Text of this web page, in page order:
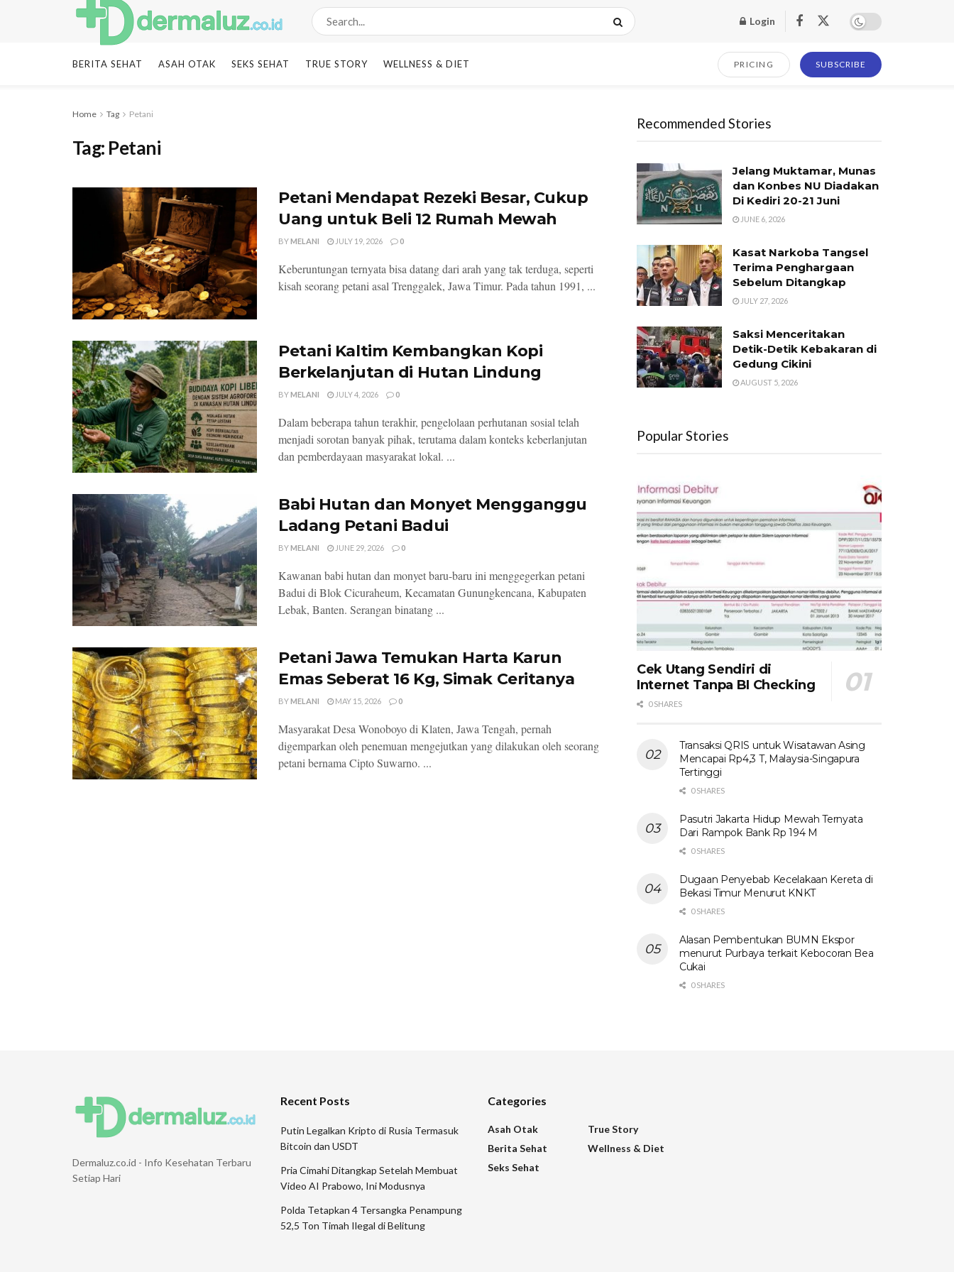
Login
BERITA SEHAT ASAH OTAK SEKS SEHAT TRUE STORY WELLNESS & DIET PRICING SUBSCRIBE
Home Tag Petani
Tag: Petani
Petani Mendapat Rezeki Besar, Cukup
Uang untuk Beli 12 Rumah Mewah
BYMELANI JULY 19, 2026 0
Keberuntungan ternyata bisa datang dari arah yang tak terduga, seperti
kisah seorang petani asal Trenggalek, Jawa Timur. Pada tahun 1991, ...
Petani Kaltim Kembangkan Kopi
Berkelanjutan di Hutan Lindung
BYMELANI JULY 4, 2026 0
Dalam beberapa tahun terakhir, pengelolaan perhutanan sosial telah
menjadi sorotan banyak pihak, terutama dalam konteks keberlanjutan
dan pemberdayaan masyarakat lokal. ...
Babi Hutan dan Monyet Mengganggu
Ladang Petani Badui
BYMELANI JUNE 29, 2026 0
Kawanan babi hutan dan monyet baru-baru ini menggegerkan petani
Badui di Blok Cicuraheum, Kecamatan Gunungkencana, Kabupaten
Lebak, Banten. Serangan binatang ...
Petani Jawa Temukan Harta Karun
Emas Seberat 16 Kg, Simak Ceritanya
BYMELANI MAY 15, 2026 0
Masyarakat Desa Wonoboyo di Klaten, Jawa Tengah, pernah
digemparkan oleh penemuan mengejutkan yang dilakukan oleh seorang
petani bernama Cipto Suwarno. ...
Recommended Stories
Jelang Muktamar, Munas
dan Konbes NU Diadakan
Di Kediri 20-21 Juni
JUNE 6, 2026
Kasat Narkoba Tangsel
Terima Penghargaan
Sebelum Ditangkap
JULY 27, 2026
Saksi Menceritakan
Detik-Detik Kebakaran di
Gedung Cikini
AUGUST 5, 2026
Popular Stories
Cek Utang Sendiri di
Internet Tanpa BI Checking
0 SHARES
Transaksi QRIS untuk Wisatawan Asing
Mencapai Rp4,3 T, Malaysia-Singapura
Tertinggi
0 SHARES
Pasutri Jakarta Hidup Mewah Ternyata
Dari Rampok Bank Rp 194 M
0 SHARES
Dugaan Penyebab Kecelakaan Kereta di
Bekasi Timur Menurut KNKT
0 SHARES
Alasan Pembentukan BUMN Ekspor
menurut Purbaya terkait Kebocoran Bea
Cukai
0 SHARES
Dermaluz.co.id - Info Kesehatan Terbaru
Setiap Hari
Recent Posts
Putin Legalkan Kripto di Rusia Termasuk
Bitcoin dan USDT
Pria Cimahi Ditangkap Setelah Membuat
Video AI Prabowo, Ini Modusnya
Polda Tetapkan 4 Tersangka Penampung
52,5 Ton Timah Ilegal di Belitung
Categories
Asah Otak
Berita Sehat
Seks Sehat
True Story
Wellness & Diet